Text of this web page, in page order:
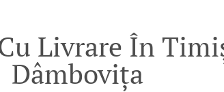
Livrare În
Dâmbovița